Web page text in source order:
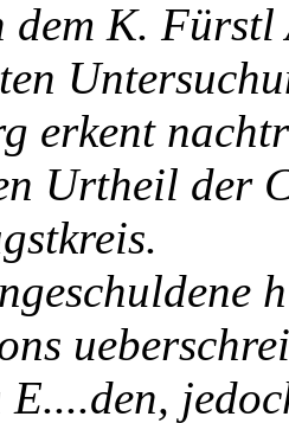
dem K.
erkent
Urtheil der
E....den,